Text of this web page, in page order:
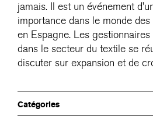
jamais. Il est un événement
importance dans le monde
en Espagne. Les
dans le secteur du textile se
discuter sur expansion et de
Catégories